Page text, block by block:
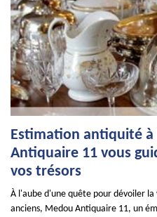
Estimation antiquité à
Antiquaire 11 vous
vos trésors
À l'aube d'une quête pour dévoiler
anciens, Medou Antiquaire 11, un